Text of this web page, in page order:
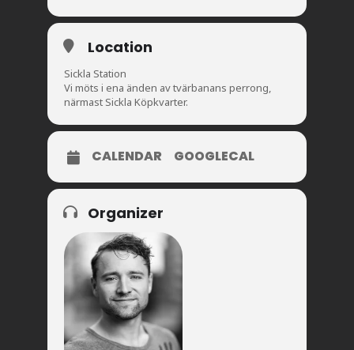
Location
Sickla Station
Vi möts i ena änden av tvärbanans perrong,
närmast Sickla Köpkvarter.
CALENDAR GOOGLECAL
Organizer